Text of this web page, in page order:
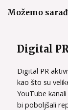
Možemo
Digital
Digital PR
kao što su
YouTube
bi poboljšali